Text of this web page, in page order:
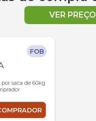
VER
FOB
saca de 60kg